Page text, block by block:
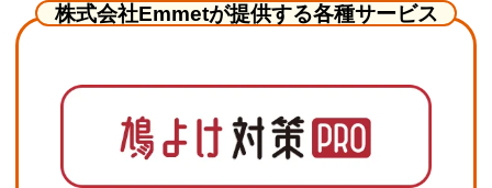
株式会社Emmetが提供する各種サービス